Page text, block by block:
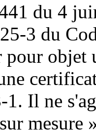
du 4
3 du
pour objet
Il ne
mesure